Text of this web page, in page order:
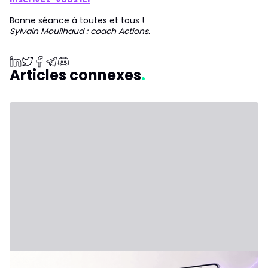
Bonne séance à toutes et tous !
Sylvain Mouilhaud : coach Actions.
Articles connexes